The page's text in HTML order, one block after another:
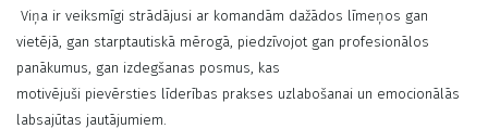
Viņa ir veiksmīgi strādājusi ar komandām dažādos līmeņos gan
vietējā, gan starptautiskā mērogā, piedzīvojot gan profesionālos
panākumus, gan izdegšanas posmus, kas
motivējuši pievērsties līderības prakses uzlabošanai un emocionālās
labsajūtas jautājumiem.